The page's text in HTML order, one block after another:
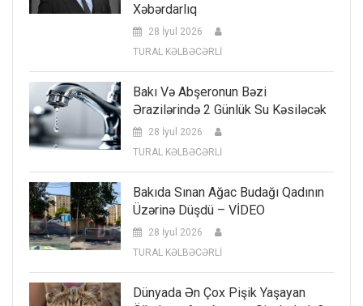
Xəbərdarlıq
28 İyul 2026
TURAL KƏLBƏCƏRLİ
Bakı Və Abşeronun Bəzi
Ərazilərində 2 Günlük Su Kəsiləcək
28 İyul 2026
TURAL KƏLBƏCƏRLİ
Bakıda Sınan Ağac Budağı Qadının
Üzərinə Düşdü – VİDEO
28 İyul 2026
TURAL KƏLBƏCƏRLİ
Dünyada Ən Çox Pişik Yaşayan